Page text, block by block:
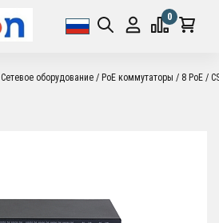
0
Cетевое оборудование PoE коммутаторы 8 PoE